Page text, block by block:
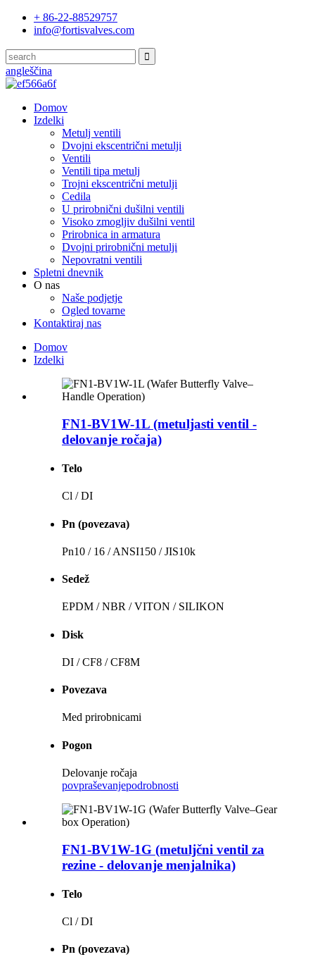
+ 86-22-88529757
info@fortisvalves.com
angleščina
Domov
Izdelki
Metulj ventili
Dvojni ekscentrični metulji
Ventili
Ventili tipa metulj
Trojni ekscentrični metulji
Cedila
U prirobnični dušilni ventili
Visoko zmogljiv dušilni ventil
Prirobnica in armatura
Dvojni prirobnični metulji
Nepovratni ventili
Spletni dnevnik
O nas
Naše podjetje
Ogled tovarne
Kontaktiraj nas
Domov
Izdelki
FN1-BV1W-1L (metuljasti ventil -
delovanje ročaja)
Telo
Cl / DI
Pn (povezava)
Pn10 / 16 / ANSI150 / JIS10k
Sedež
EPDM / NBR / VITON / SILIKON
Disk
DI / CF8 / CF8M
Povezava
Med prirobnicami
Pogon
Delovanje ročaja
povpraševanjepodrobnosti
FN1-BV1W-1G (metuljčni ventil za
rezine - delovanje menjalnika)
Telo
Cl / DI
Pn (povezava)